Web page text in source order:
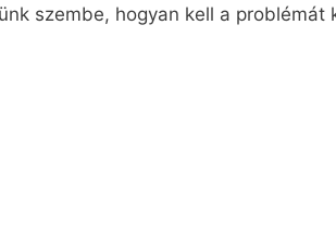
szembe, hogyan kell a problémát